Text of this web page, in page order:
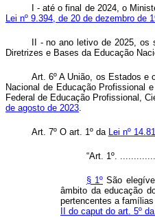
I - até o final de 2024, o
Lei nº 9.394, de 20 de dezembro de
II - no ano letivo de 2025,
Diretrizes e Bases da Educação
Art. 6º A União, os Estados e
Nacional de Educação Profissional
Federal de Educação Profissional,
de agosto de 2023.
Art. 7º O art. 1º da Lei nº
“Art. 1º.
§ 1º São
âmbito da educação
pertencentes a
II do caput do art. 5º